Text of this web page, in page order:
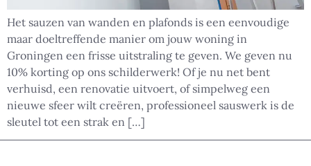
Het sauzen van wanden en plafonds is een eenvoudige
maar doeltreffende manier om jouw woning in
Groningen een frisse uitstraling te geven. We geven nu
10% korting op ons schilderwerk! Of je nu net bent
verhuisd, een renovatie uitvoert, of simpelweg een
nieuwe sfeer wilt creëren, professioneel sauswerk is de
sleutel tot een strak en […]